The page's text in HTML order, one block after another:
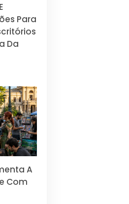
Para
Da
A
Com